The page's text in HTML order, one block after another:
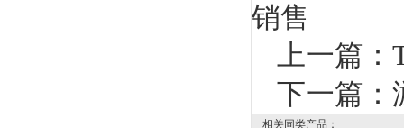
销售
上一篇：
下一篇：
相关同类产品：